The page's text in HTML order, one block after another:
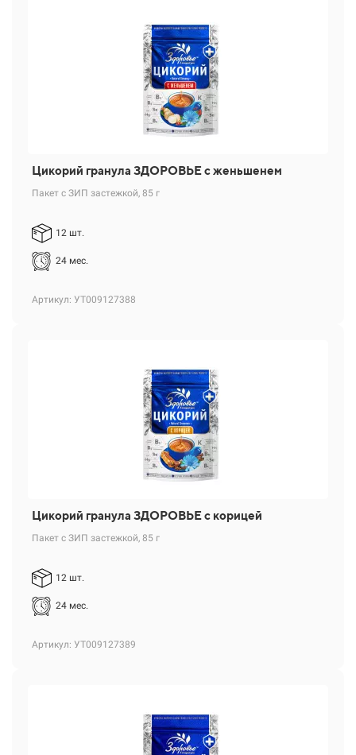
Цикорий гранула ЗДОРОВЬЕ с женьшенем
Пакет с ЗИП застежкой, 85 г
12 шт.
24 мес.
Артикул: УТ009127388
Цикорий гранула ЗДОРОВЬЕ с корицей
Пакет с ЗИП застежкой, 85 г
12 шт.
24 мес.
Артикул: УТ009127389